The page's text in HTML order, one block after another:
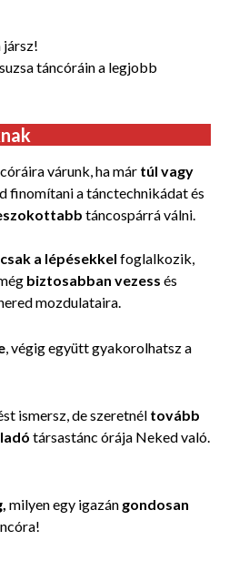
jársz!
táncóráin a legjobb
várunk, ha már túl vagy
finomítani a tánctechnikádat és
táncospárrá válni.
a lépésekkel foglalkozik,
biztosabban vezess és
mozdulataira.
, végig együtt gyakorolhatsz a
ismersz, de szeretnél tovább
társastánc órája Neked való.
milyen egy igazán gondosan